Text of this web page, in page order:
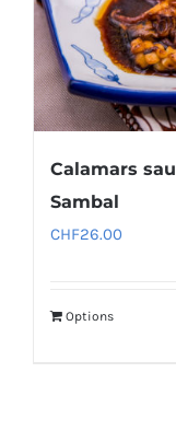
Calamars
Sambal
CHF26.00
Options